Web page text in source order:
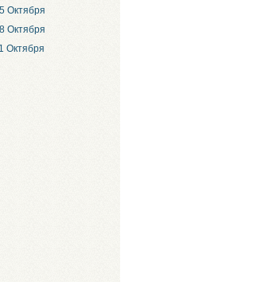
Октября
Октября
Октября